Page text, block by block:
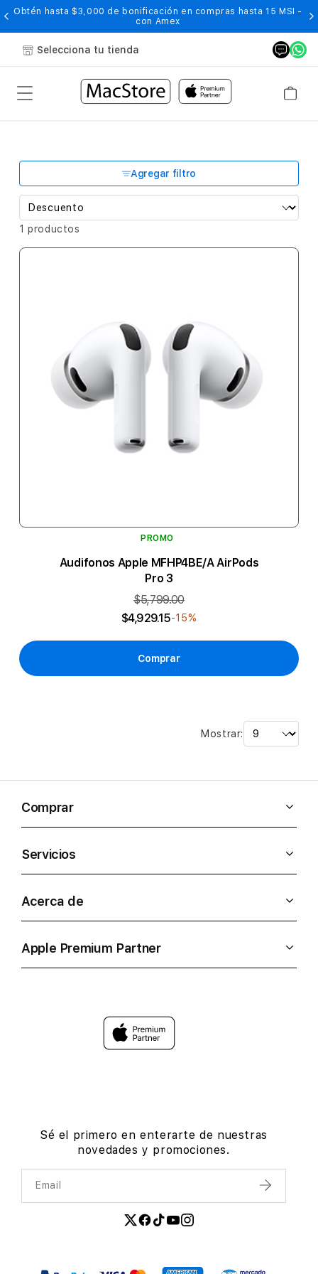
Obtén hasta $3,000 de bonificación en compras hasta 15 MSI -
con Amex
Selecciona tu tienda
Agregar filtro
1 productos
PROMO
Audifonos Apple MFHP4BE/A AirPods
Pro 3
$5,799.00
$4,929.15-15%
Comprar
Mostrar:
Comprar
Servicios
Acerca de
Apple Premium Partner
Sé el primero en enterarte de nuestras
novedades y promociones.
Email